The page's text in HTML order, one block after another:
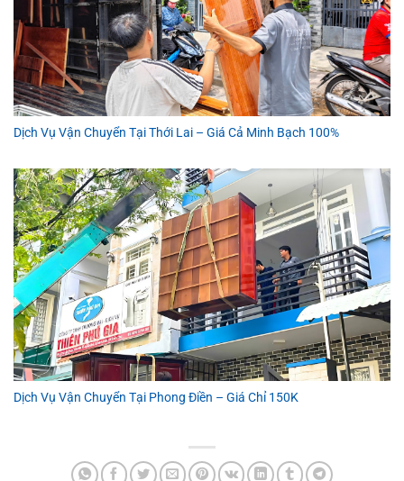
Dịch Vụ Vận Chuyển Tại Thới Lai – Giá Cả Minh Bạch 100%
Dịch Vụ Vận Chuyển Tại Phong Điền – Giá Chỉ 150K